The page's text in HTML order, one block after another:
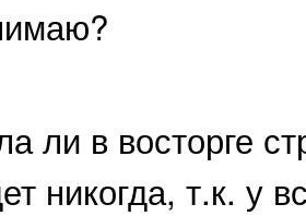
ли в восторге
никогда, т.к. у